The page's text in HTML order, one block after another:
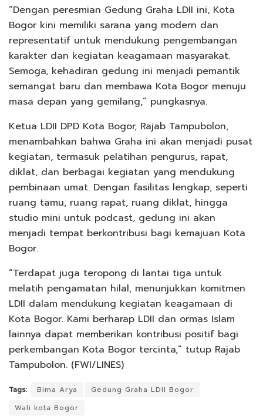
“Dengan peresmian Gedung Graha LDII ini, Kota
Bogor kini memiliki sarana yang modern dan
representatif untuk mendukung pengembangan
karakter dan kegiatan keagamaan masyarakat.
Semoga, kehadiran gedung ini menjadi pemantik
semangat baru dan membawa Kota Bogor menuju
masa depan yang gemilang,” pungkasnya.
Ketua LDII DPD Kota Bogor, Rajab Tampubolon,
menambahkan bahwa Graha ini akan menjadi pusat
kegiatan, termasuk pelatihan pengurus, rapat,
diklat, dan berbagai kegiatan yang mendukung
pembinaan umat. Dengan fasilitas lengkap, seperti
ruang tamu, ruang rapat, ruang diklat, hingga
studio mini untuk podcast, gedung ini akan
menjadi tempat berkontribusi bagi kemajuan Kota
Bogor.
“Terdapat juga teropong di lantai tiga untuk
melatih pengamatan hilal, menunjukkan komitmen
LDII dalam mendukung kegiatan keagamaan di
Kota Bogor. Kami berharap LDII dan ormas Islam
lainnya dapat memberikan kontribusi positif bagi
perkembangan Kota Bogor tercinta,” tutup Rajab
Tampubolon. (FWI/LINES)
Tags: Bima Arya
Gedung Graha LDII Bogor
Wali kota Bogor